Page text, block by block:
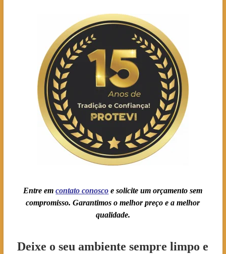
Entre emcontato conosco e solicite um orçamento sem
compromisso. Garantimos o melhor preço e a melhor
qualidade.
Deixe o seu ambiente sempre limpo e